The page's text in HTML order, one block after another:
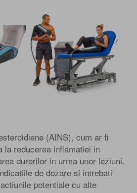
(AINS), cum ar fi
la reducerea inflamatiei in
durerilor in urma unor leziuni.
de dozare si intrebati
potentiale cu alte